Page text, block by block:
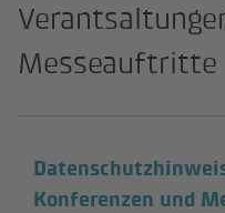
Messeauftritte
Konferenzen und